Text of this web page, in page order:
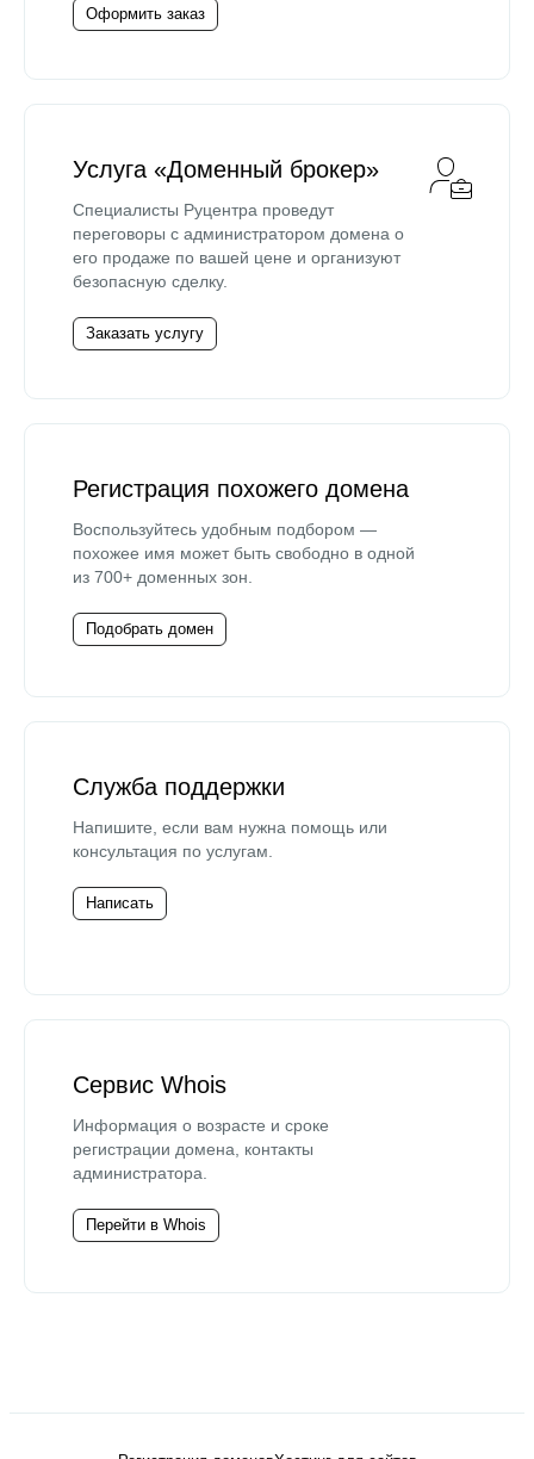
Оформить заказ
Услуга «Доменный брокер»
Специалисты Руцентра проведут
переговоры с администратором домена о
его продаже по вашей цене и организуют
безопасную сделку.
Заказать услугу
Регистрация похожего домена
Воспользуйтесь удобным подбором —
похожее имя может быть свободно в одной
из 700+ доменных зон.
Подобрать домен
Служба поддержки
Напишите, если вам нужна помощь или
консультация по услугам.
Написать
Сервис Whois
Информация о возрасте и сроке
регистрации домена, контакты
администратора.
Перейти в Whois